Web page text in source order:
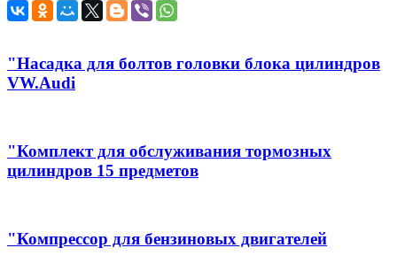
"Насадка для болтов головки блока цилиндров
VW.Audi
"Комплект для обслуживания тормозных
цилиндров 15 предметов
"Компрессор для бензиновых двигателей